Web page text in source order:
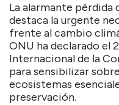
La alarmante pérdida
destaca la urgente
frente al cambio
ONU ha declarado el
Internacional de la
para sensibilizar
ecosistemas
preservación.